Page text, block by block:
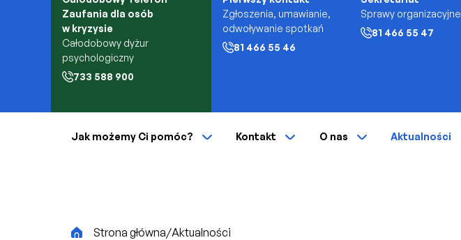
Zaufania dla osób
w kryzysie
Całodobowy dyżur
psychologiczny
733 588 900
Zgłoszenia, umawianie,
odwoływanie spotkań
81 466 55 46
Sprawy organizacyjne
81 466 55 47
Jak możemy Ci pomóc? Kontakt O nas Aktualności
Strona głównaCiK
/Aktualności